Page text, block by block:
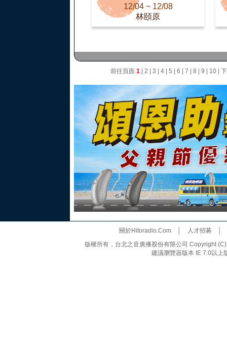
12/04 ~ 12/08
林頤原
前往頁面 1| 2 3 4| 5 6 7 8 9 10|
關於Hitoradio.Com│ 人才招募
版權所有，台北之音廣播股份有限公司 Copyright
建議瀏覽器版本 IE 7.0以上